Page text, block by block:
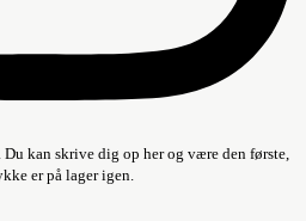
kan skrive dig op her og være den første,
er på lager igen.